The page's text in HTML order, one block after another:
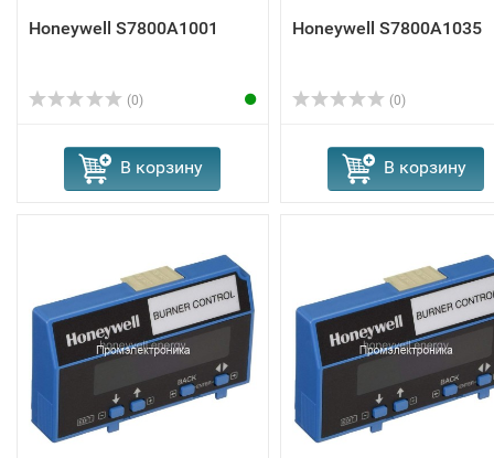
Honeywell S7800A1001
(0)
В корзину
Honeywell S7800A1035
(0)
В корзину